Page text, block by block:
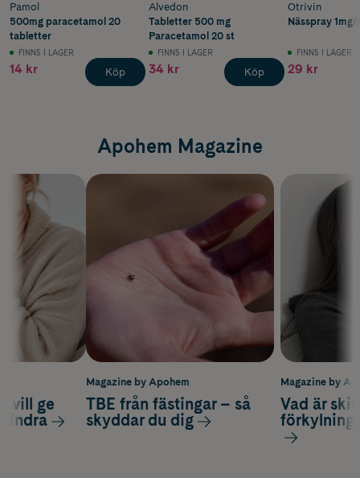
Pamol
500mg paracetamol 20
tabletter
FINNS I LAGER
14 kr Köp
Alvedon
Tabletter 500 mg
Paracetamol 20 st
FINNS I LAGER
34 kr Köp
Otrivin
Nässpray 1mg/
FINNS I LAGER
29 kr
Apohem Magazine
Magazine by
Vad är
förkylning
vill ge
lindra
Magazine by Apohem
TBE från fästingar – så
skyddar du dig